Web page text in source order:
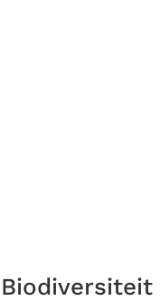
Biodiversiteit